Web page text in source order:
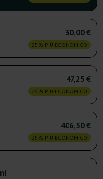
30,00 €
25% PIÙ ECONOMICO
47,25 €
25% PIÙ ECONOMICO
406,50 €
25% PIÙ ECONOMICO